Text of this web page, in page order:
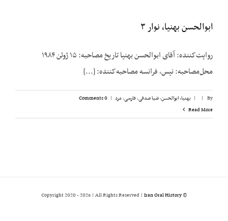
ابوالحسن بهنیا، نوار ۳
روایت‌کننده: آقای ابوالحسن بهنیا تاریخ مصاحبه: ۱۵ ژوئن ۱۹۸۴
محل‌مصاحبه: نیس، فرانسه مصاحبه‌کننده: [...]
By
|
| بهنیا، ابوالحسن,ضیا صدقی,فارسی,مرد |
0 Comments
Read More
© Copyright 2020 -
2026 | All Rights Reserved | Iran Oral History